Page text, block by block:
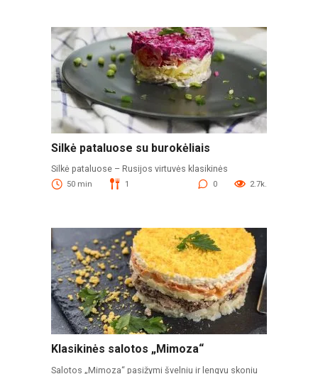
Silkė pataluose su burokėliais
Silkė pataluose – Rusijos virtuvės klasikinės
50 min 1 0 2.7k.
Klasikinės salotos „Mimoza“
Salotos „Mimoza“ pasižymi švelniu ir lengvu skoniu